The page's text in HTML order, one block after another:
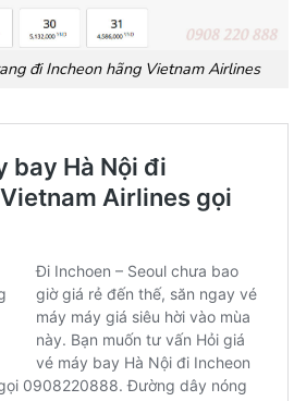
đi Incheon hãng Vietnam Airlines